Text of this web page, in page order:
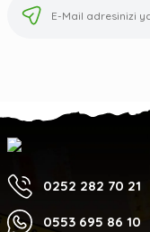
0252 282 70 21
0553 695 86 10